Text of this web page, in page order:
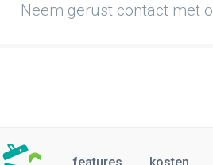
Neem gerust contact met